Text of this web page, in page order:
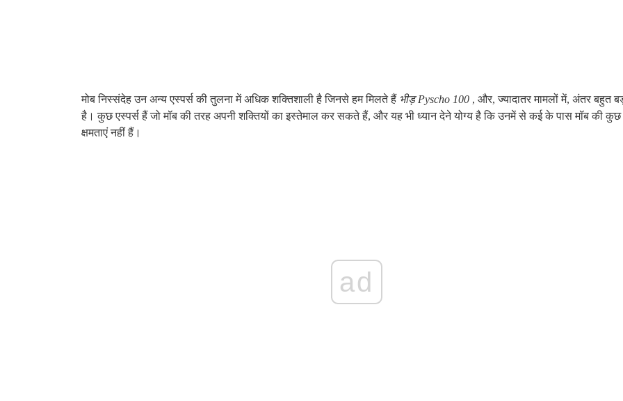
मोब निस्संदेह उन अन्य एस्पर्स की तुलना में अधिक शक्तिशाली है जिनसे हम मिलते हैं भीड़ Pyscho 100 , और, ज्यादातर मामलों में, अंतर बहुत
है। कुछ एस्पर्स हैं जो मॉब की तरह अपनी शक्तियों का इस्तेमाल कर सकते हैं, और यह भी ध्यान देने योग्य है कि उनमें से कई के पास मॉब की कुछ
क्षमताएं नहीं हैं।
ad